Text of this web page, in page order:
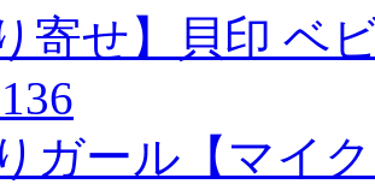
寄せ】貝印 ベ
ガール【マイ